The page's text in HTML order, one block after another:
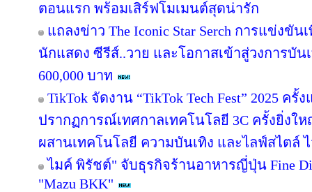
ตอนแรก พร้อมเสิร์ฟโมเมนต์สุดน่ารัก
แถลงข่าว The Iconic Star Serch การแข่งขั
นักแสดง ซีรีส์..วาย และโอกาสเข้าสู่วงการบัน
600,000 บาท
TikTok จัดงาน “TikTok Tech Fest” 2025 ค
ปรากฏการณ์เทศกาลเทคโนโลยี 3C ครั้งยิ่ง
ผสานเทคโนโลยี ความบันเทิง และไลฟ์สไตล์
ไมค์ พิรัชต์" จับธุรกิจร้านอาหารญี่ปุ่น Fine
"Mazu BKK"